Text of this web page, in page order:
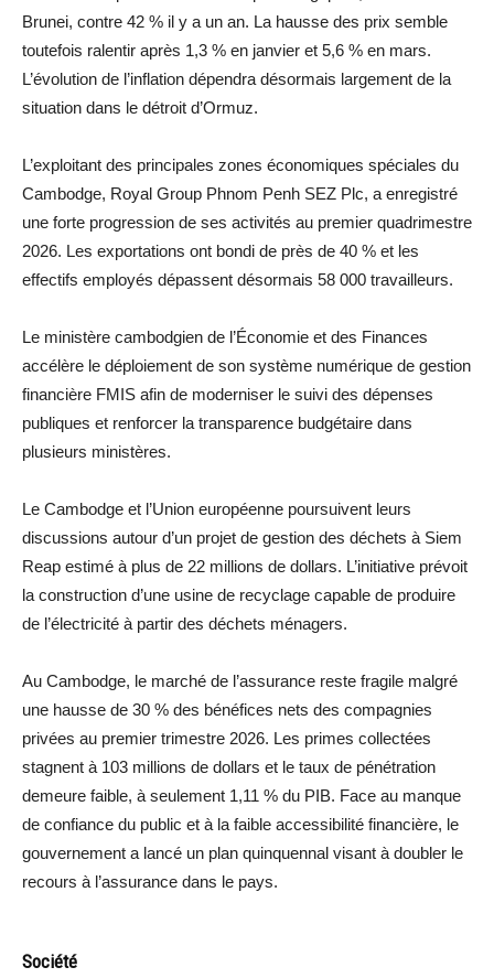
Brunei, contre 42 % il y a un an. La hausse des prix semble
toutefois ralentir après 1,3 % en janvier et 5,6 % en mars.
L’évolution de l’inflation dépendra désormais largement de la
situation dans le détroit d’Ormuz.
L’exploitant des principales zones économiques spéciales du
Cambodge, Royal Group Phnom Penh SEZ Plc, a enregistré
une forte progression de ses activités au premier quadrimestre
2026. Les exportations ont bondi de près de 40 % et les
effectifs employés dépassent désormais 58 000 travailleurs.
Le ministère cambodgien de l’Économie et des Finances
accélère le déploiement de son système numérique de gestion
financière FMIS afin de moderniser le suivi des dépenses
publiques et renforcer la transparence budgétaire dans
plusieurs ministères.
Le Cambodge et l’Union européenne poursuivent leurs
discussions autour d’un projet de gestion des déchets à Siem
Reap estimé à plus de 22 millions de dollars. L’initiative prévoit
la construction d’une usine de recyclage capable de produire
de l’électricité à partir des déchets ménagers.
Au Cambodge, le marché de l’assurance reste fragile malgré
une hausse de 30 % des bénéfices nets des compagnies
privées au premier trimestre 2026. Les primes collectées
stagnent à 103 millions de dollars et le taux de pénétration
demeure faible, à seulement 1,11 % du PIB. Face au manque
de confiance du public et à la faible accessibilité financière, le
gouvernement a lancé un plan quinquennal visant à doubler le
recours à l’assurance dans le pays.
Société